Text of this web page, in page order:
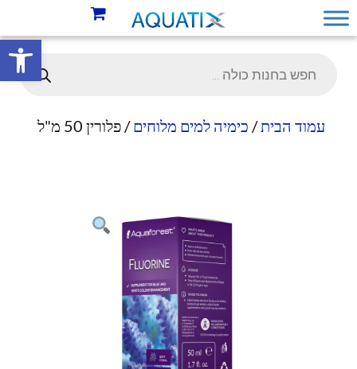
פתח
עמוד הבית/ כימיה למים מלוחים/ פלורין 50 מ"ל